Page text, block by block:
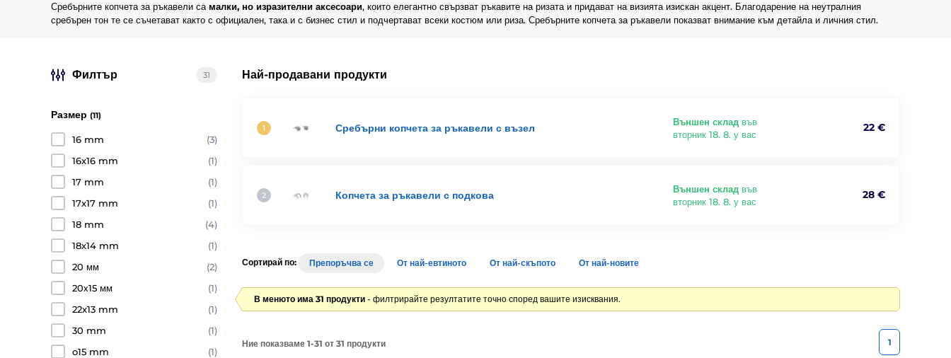
Сребърните копчета за ръкавели са малки, но изразителни аксесоари, които елегантно свързват ръкавите на ризата и придават на визията изискан акцент. Благодарение на неутралния
сребърен тон те се съчетават както с официален, така и с бизнес стил и подчертават всеки костюм или риза. Сребърните копчета за ръкавели показват внимание към детайла и личния стил.
Най-продавани продукти
Сребърни копчета за ръкавели с възел Външен склад във
вторник 18. 8. у вас
22 €
Копчета за ръкавели с подкова Външен склад във
вторник 18. 8. у вас
28 €
Филтър 31
Размер (11)
16 mm
(3)
16x16 mm
(1)
17 mm
(1)
17x17 mm
(1)
18 mm
(4)
18x14 mm
(1)
20 мм
(2)
20х15 мм
(1)
22x13 mm
(1)
30 mm
(1)
o15 mm
(1)
Сортирай по: Препоръчва се От най-евтиното От най-скъпото От най-новите
В менюто има 31 продукти - филтрирайте резултатите точно според вашите изисквания.
Ние показваме 1-31 от 31 продукти 1